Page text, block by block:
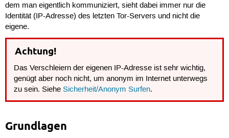
dem man eigentlich kommuniziert, sieht dabei immer nur die
Identität (IP-Adresse) des letzten Tor-Servers und nicht die
eigene.
Achtung!
Das Verschleiern der eigenen IP-Adresse ist sehr wichtig,
genügt aber noch nicht, um anonym im Internet unterwegs
zu sein. SieheSicherheit/Anonym Surfen.
Grundlagen